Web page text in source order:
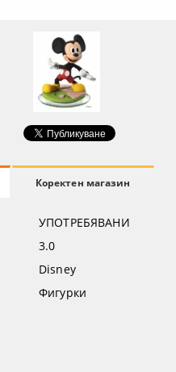
Коректен магазин
УПОТРЕБЯВАНИ
3.0
Disney
Фигурки